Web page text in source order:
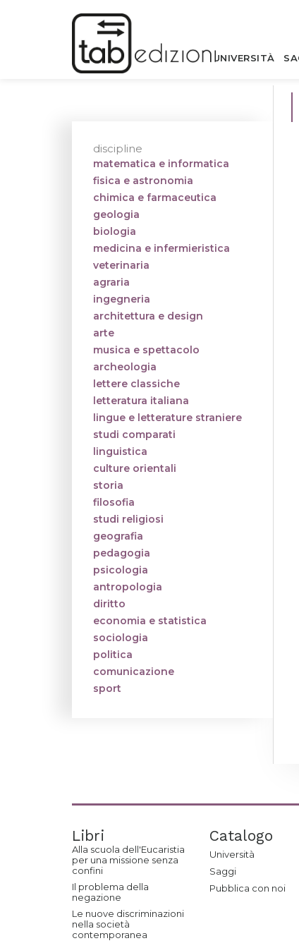
UNIVERSITÀ
discipline
matematica e informatica
fisica e astronomia
chimica e farmaceutica
geologia
biologia
medicina e infermieristica
veterinaria
agraria
ingegneria
architettura e design
arte
musica e spettacolo
archeologia
lettere classiche
letteratura italiana
lingue e letterature straniere
studi comparati
linguistica
culture orientali
storia
filosofia
studi religiosi
geografia
pedagogia
psicologia
antropologia
diritto
economia e statistica
sociologia
politica
comunicazione
sport
Libri
Alla scuola dell'Eucaristia
per una missione senza
confini
Il problema della
negazione
Le nuove discriminazioni
nella società
contemporanea
Catalogo
Università
Saggi
Pubblica con noi